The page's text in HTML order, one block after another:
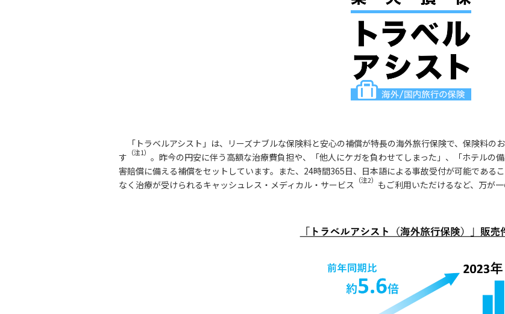
「トラベルアシスト」は、リーズナブルな保険料と安心の補償が特長の海外旅行保険で、保険料
す （注1） 。昨今の円安に伴う高額な治療費負担や、「他人にケガを負わせてしまった」、「ホテルの
害賠償に備える補償をセットしています。また、24時間365日、日本語による事故受付が可能である
なく治療が受けられるキャッシュレス・メディカル・サービス （注2） もご利用いただけるなど、万が一